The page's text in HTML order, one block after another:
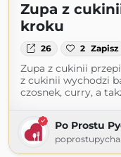
Zupa z
kroku
26 2 Zapisz
Zupa z cukinii
z cukinii wychodzi
czosnek, curry, a
Po Prostu